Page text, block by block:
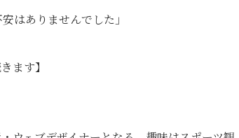
はありませんでした」
ます】